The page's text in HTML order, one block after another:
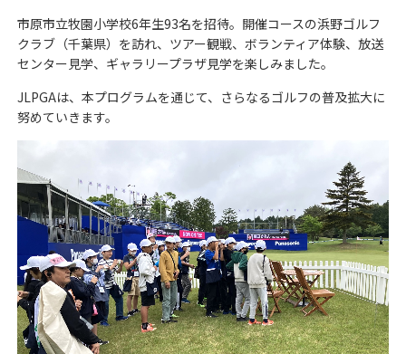
市原市立牧園小学校6年生93名を招待。開催コースの浜野ゴルフ
クラブ（千葉県）を訪れ、ツアー観戦、ボランティア体験、放送
センター見学、ギャラリープラザ見学を楽しみました。
JLPGAは、本プログラムを通じて、さらなるゴルフの普及拡大に
努めていきます。